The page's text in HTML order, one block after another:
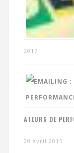
2017
ATEURS DE
20 avril 2015